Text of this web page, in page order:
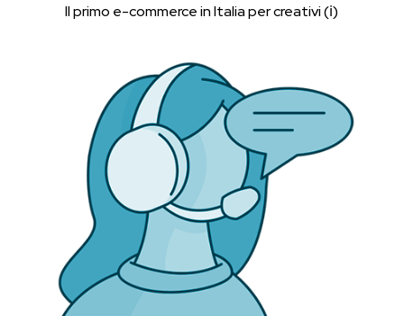
Il primo e-commerce in Italia per creativi (ℹ︎)